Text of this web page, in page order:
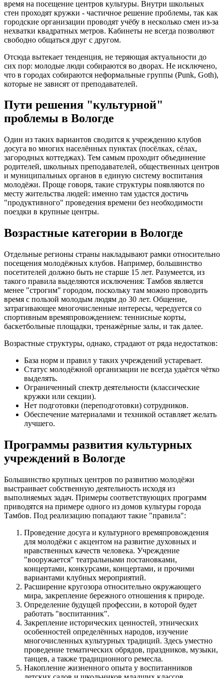
время на посещение центров культуры. Внутри школьных
стен проходят кружки - частичное решение проблемы, так как
городские организации проводят учёбу в несколько смен из-за
нехватки квадратных метров. Кабинеты не всегда позволяют
свободно общаться друг с другом.
Отсюда вытекает тенденция, не теряющая актуальности до
сих пор: молодые люди собираются во дворах. Не исключено,
что в городах собираются неформальные группы (Punk, Goth),
которые не зависят от преподавателей.
Пути решения "культурной"
проблемы в Вологде
Один из таких вариантов сводится к учреждению клубов
досуга во многих населённых пунктах (посёлках, сёлах,
загородных коттеджах). Тем самым проходит объединение
родителей, школьных преподавателей, общественных центров
и муниципальных органов в единую систему воспитания
молодёжи. Проще говоря, такие структуры появляются по
месту жительства людей: именно там удастся достичь
"продуктивного" проведения времени без необходимости
поездки в крупные центры.
Возрастные категории в Вологде
Отдельные регионы страны накладывают рамки относительно
посещения молодёжных клубов. Например, большинство
посетителей должно быть не старше 15 лет. Разумеется, из
такого правила выделяются исключения: Тамбов является
менее "строгим" городом, поскольку там можно проводить
время с пользой молодым людям до 30 лет. Общение,
затрагивающее многочисленные интересы, чередуется со
спортивным времяпровождением: теннисные корты,
баскетбольные площадки, тренажёрные залы, и так далее.
Возрастные структуры, однако, страдают от ряда недостатков:
База норм и правил у таких учреждений устаревает.
Статус молодёжной организации не всегда удаётся чётко
выделять.
Ограниченный спектр деятельности (классические
кружки или секции).
Нет подготовки (переподготовки) сотрудников.
Обеспечение материалами и техникой оставляет желать
лучшего.
Программы развития культурных
учреждений в Вологде
Большинство крупных центров по развитию молодёжи
выстраивает собственную деятельность исходя из
выполняемых задач. Примеры соответствующих программ
приводятся на примере одного из домов культуры города
Тамбов. Под реализацию попадают такие "правила":
Проведение досуга и культурного времяпровождения
для молодёжи с акцентом на развитие духовных и
нравственных качеств человека. Учреждение
"вооружается" театральными постановками,
концертами, конкурсами, концертами, и прочими
вариантами клубных мероприятий.
Расширение кругозора относительно окружающего
мира, закрепление бережного отношения к природе.
Определение будущей профессии, в которой будет
работать "воспитанник".
Закрепление исторических ценностей, этнических
особенностей определённых народов, изучение
многочисленных культурных традиций. Здесь уместно
проведение тематических обрядов, праздников, музыки,
танцев, а также традиционного ремесла.
Накопление жизненного опыта у воспитанников